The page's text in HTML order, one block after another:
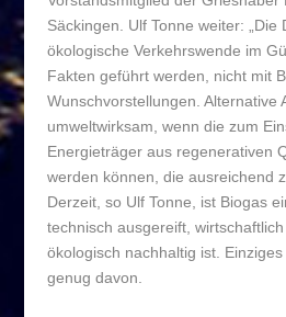
Säckingen. Ulf Tonne weiter: „Die
ökologische Verkehrswende im
Fakten geführt werden, nicht mit
Wunschvorstellungen. Alternative
umweltwirksam, wenn die zum
Energieträger aus regenerativen
werden können, die ausreichend
Derzeit, so Ulf Tonne, ist Biogas
technisch ausgereift,
ökologisch nachhaltig ist.
genug davon.